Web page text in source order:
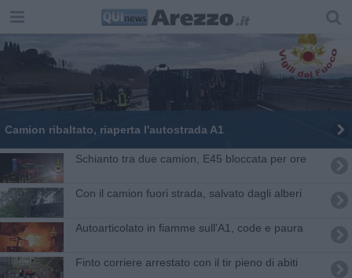
Camion ribaltato, riaperta l'autostrada A1
Schianto tra due camion, E45 bloccata per ore
Con il camion fuori strada, salvato dagli alberi
Autoarticolato in fiamme sull'A1, code e paura
Finto corriere arrestato con il tir pieno di abiti